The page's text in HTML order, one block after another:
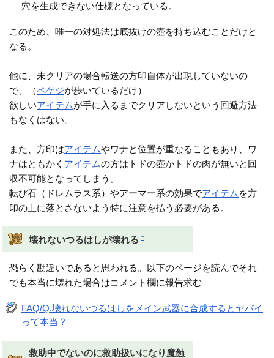
穴を生成できない仕様となっている。
このため、唯一の対処法は底抜けの壺を持ち込むことだけと
なる。
他に、未クリアの場合転送の方印自体が出現していないの
で、（ペケジが歩いているだけ）
欲しいアイテムが手に入るまでクリアしないという回避方法
もなくはない。
また、方印はアイテムやワナと位置が重なることもあり、ワ
ナはともかく アイテムの方はトドの壺かトドの肉が無いと回
収不可能となってしまう。
転び石（ドレムラス系）やアーマー系の効果でアイテム を方
印の上に落とさないよう特に注意を払う必要がある。
壊れないつるはしが壊れる †
恐らく勘違いであると思われる。以下のページを読んでそれ
でも本当に壊れた場合はコメント欄に報告求む
FAQ/Q.壊れないつるはしをメイン武器に合成するとヤバイ
って本当？
救助中でないのに救助扱いになり魔蝕